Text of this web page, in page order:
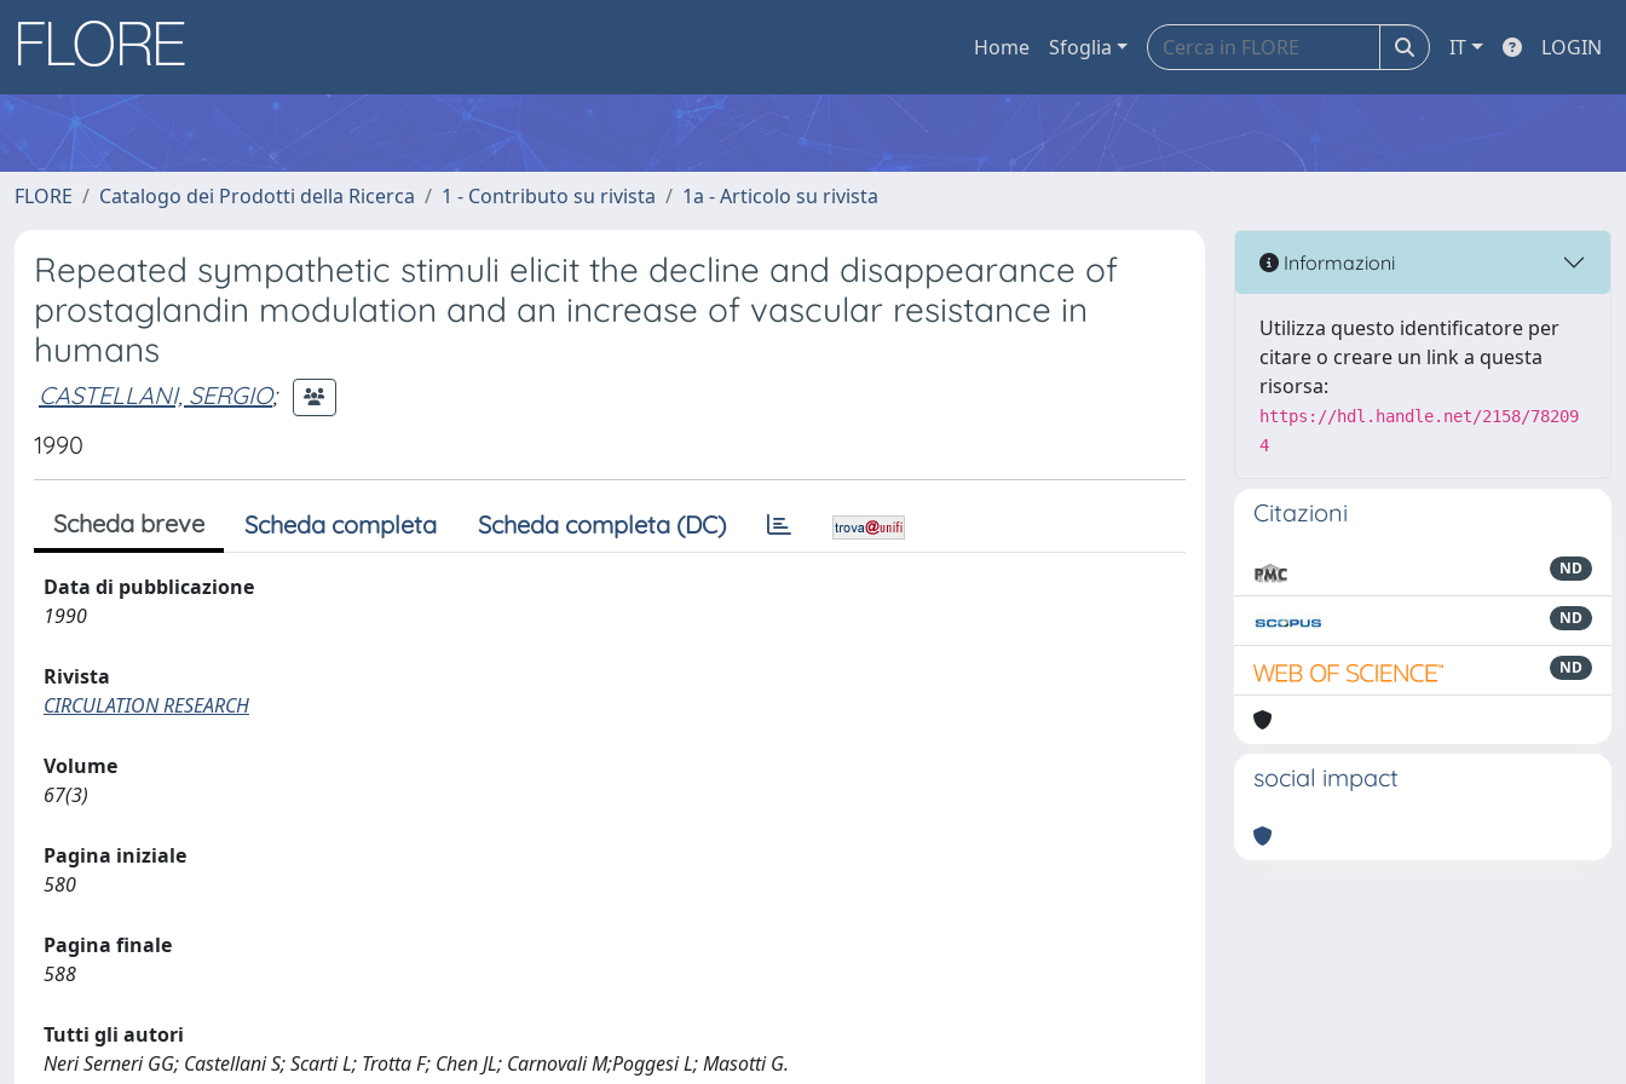
Home Sfoglia IT LOGIN
FLORE Catalogo dei Prodotti della Ricerca 1 - Contributo su rivista 1a - Articolo su rivista
Repeated sympathetic stimuli elicit the decline and disappearance of
prostaglandin modulation and an increase of vascular resistance in
humans
CASTELLANI, SERGIO;
1990
Scheda breve Scheda completa Scheda completa (DC)
Data di pubblicazione
1990
Rivista
CIRCULATION RESEARCH
Volume
67(3)
Pagina iniziale
580
Pagina finale
588
Tutti gli autori
Neri Serneri GG; Castellani S; Scarti L; Trotta F; Chen JL; Carnovali M;Poggesi L; Masotti G.
Informazioni
Utilizza questo identificatore per
citare o creare un link a questa
risorsa:
https://hdl.handle.net/2158/78209
4
Citazioni
ND
ND
ND
social impact